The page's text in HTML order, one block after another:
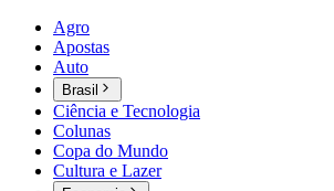
Agro
Apostas
Auto
Brasil
Ciência e Tecnologia
Colunas
Copa do Mundo
Cultura e Lazer